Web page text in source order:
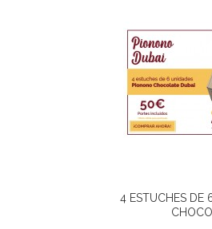
4 ESTUCHES DE